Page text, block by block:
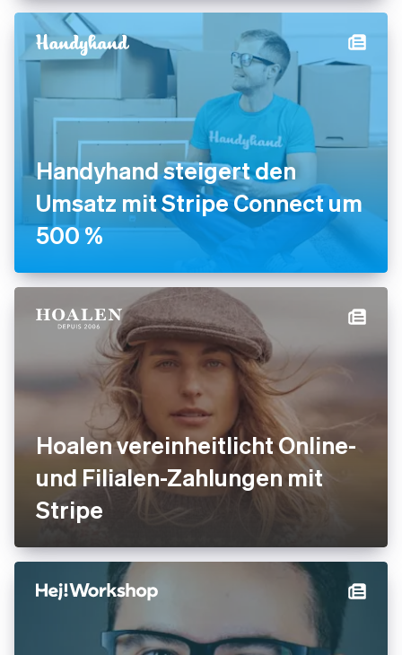
Handyhand steigert den
Umsatz mit Stripe Connect um
500 %
Hoalen vereinheitlicht Online-
und Filialen-Zahlungen mit
Stripe